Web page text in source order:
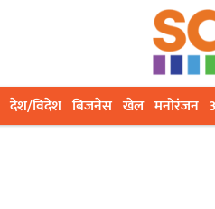
देश/विदेश बिजनेस खेल मनोरंजन